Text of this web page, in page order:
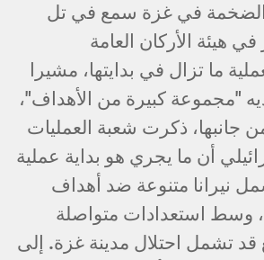
الضخمة في غزة سمع في تل
هيئة الأركان العامة
ما تزال في بدايتها، مشيرا
"مجموعة كبيرة من الأهداف"،
ذكرت شعبة العمليات
أن ما يجري هو بداية عملية
نيرانا متنوعة ضد أهداف
وسط استعدادات متواصلة
قد تشمل احتلال مدينة غزة. إلى